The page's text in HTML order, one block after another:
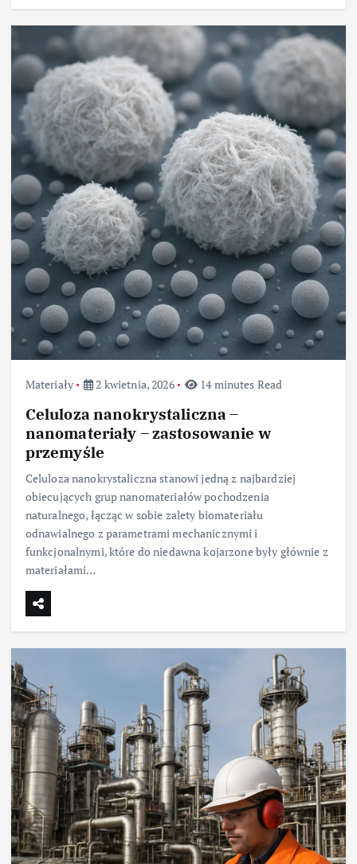
Materiały 2 kwietnia, 2026 14 minutes Read
Celuloza nanokrystaliczna –
nanomateriały – zastosowanie w
przemyśle
Celuloza nanokrystaliczna stanowi jedną z najbardziej
obiecujących grup nanomateriałów pochodzenia
naturalnego, łącząc w sobie zalety biomateriału
odnawialnego z parametrami mechanicznymi i
funkcjonalnymi, które do niedawna kojarzone były głównie z
materiałami…